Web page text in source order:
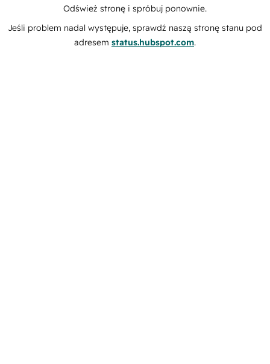
Odśwież stronę i spróbuj ponownie.
Jeśli problem nadal występuje, sprawdź naszą stronę stanu pod
adresem status.hubspot.com.